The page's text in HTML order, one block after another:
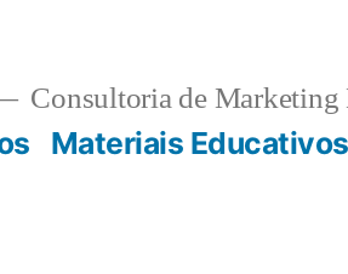
Consultoria de Marketing
Materiais Educativos